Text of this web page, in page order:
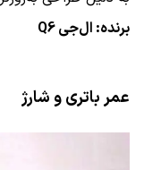
برنده: ال‌جیQ6
عمر باتری و شارژ